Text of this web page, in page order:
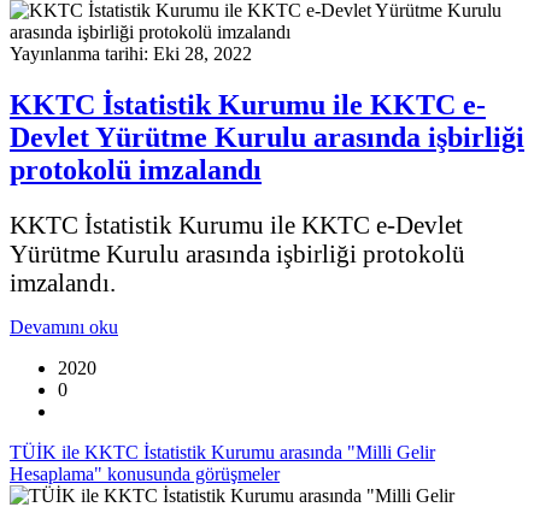
Yayınlanma tarihi: Eki 28, 2022
KKTC İstatistik Kurumu ile KKTC e-
Devlet Yürütme Kurulu arasında işbirliği
protokolü imzalandı
KKTC İstatistik Kurumu ile KKTC e-Devlet
Yürütme Kurulu arasında işbirliği protokolü
imzalandı.
Devamını oku
2020
0
TÜİK ile KKTC İstatistik Kurumu arasında "Milli Gelir
Hesaplama" konusunda görüşmeler